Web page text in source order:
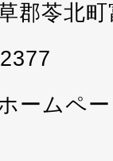
郡苓北
ームペ